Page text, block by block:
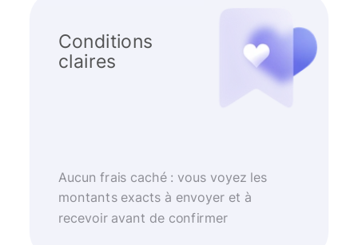
Conditions
claires
Aucun frais caché : vous voyez les
montants exacts à envoyer et à
recevoir avant de confirmer